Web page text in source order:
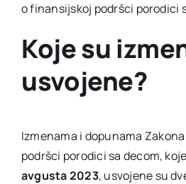
o finansijskoj podršci porodici
Koje su
usvojene?
Izmenama i dopunama
podršci porodici sa decom,
avgusta 2023, usvojene su